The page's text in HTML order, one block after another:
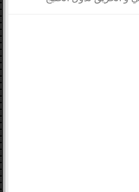
fire alarm